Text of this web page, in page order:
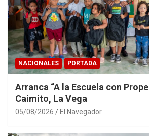
NACIONALES PORTADA
Arranca “A la Escuela con
Caimito, La Vega
05/08/2026 El Navegador